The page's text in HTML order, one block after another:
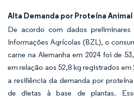
Alta Demanda por Proteína Animal
De acordo com dados
Informações Agrícolas (BZL), o
carne na Alemanha em 2024 foi de
em relação aos 52,8 kg registrados em
a resiliência da demanda por
de dietas à base de plantas.